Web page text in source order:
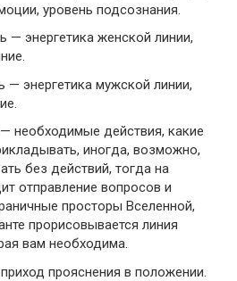
уровень подсознания.
— энергетика женской линии,
— энергетика мужской линии,
необходимые действия, какие
иногда, возможно,
без действий, тогда на
отправление вопросов и
просторы Вселенной,
прорисовывается линия
вам необходима.
прояснения в положении.